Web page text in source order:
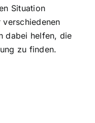
Situation
dabei helfen, die
zu finden.